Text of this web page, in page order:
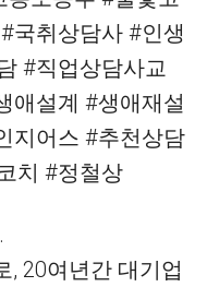
국취상담사 #인생
#직업상담사교
애설계 #생애재설
지어스 #추천상담
치 #정철상
, 20여년간 대기업